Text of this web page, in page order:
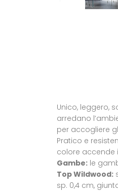
Unico, leggero,
arredano
per accogliere
Pratico e
colore accende
Gambe: le
Top Wildwood:
sp. 0,4 cm,